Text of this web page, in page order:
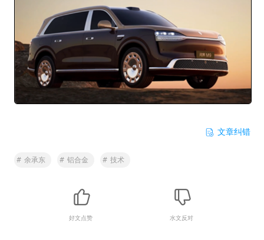
文章纠错
# 余承东 # 铝合金 # 技术
好文点赞 水文反对